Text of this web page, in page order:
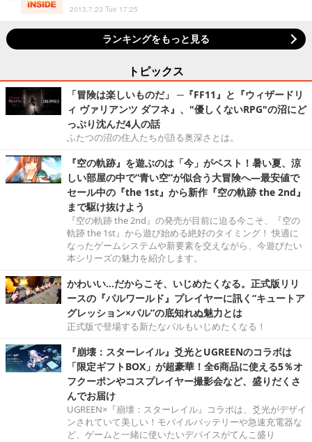
2013.7.23 Tue 17:25
ランキングをもっと見る
トピックス
「冒険は楽しいものだ」 ─『FF11』と『ウィザードリ
ィ ヴァリアンツ ダフネ』、"優しくないRPG"の沼にど
っぷり沈んだ4人の話
ふたつの沼の住人たちが語る奥深さとは。
『空の軌跡』を遊ぶのは「今」がベスト！暑い夏、涼
しい部屋の中で“青い空”が似合う大冒険へ―最安値で
セール中の『the 1st』から新作『空の軌跡 the 2nd』
まで駆け抜けよう
『空の軌跡 the 2nd』の発売が目前に迫る今こそ、『空の
軌跡 the 1st』から遊び始める絶好のタイミング！ 快適に
なったゲームシステムや新要素を交えながら、今遊びたい
本シリーズの魅力を紹介します。
かわいい…だからこそ、いじめたくなる。正式版リリ
ースの『パルワールド』プレイヤーに訊く“キュートア
グレッション×パル”の底知れぬ魅力とは
正式版で登場する新たなパルもいじめたくなる！
『崩壊：スターレイル』爻光とUGREENのコラボは
「限定ギフトBOX」が超豪華！全6商品に使える5％オ
フクーポンやコスプレイヤー撮影会など、盛りだくさ
んでお届け
UGREEN×『崩壊：スターレイル』コラボは、爻光がデザイ
ンされていて美しい！モバイルバッテリーや急速充電器な
ど、ゲームと一緒に使いたいデバイスがてんこ盛り